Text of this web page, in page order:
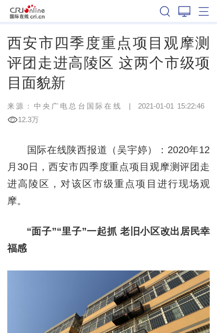
西安市四季度重点项目观摩测
评团走进高陵区 这两个市级项
目面貌新
来源： 中央广电总台国际在线 | 2021-01-01 15:22:46
12.3万
国际在线陕西报道（吴宇婷）：2020年12
月30日，西安市四季度重点项目观摩测评团走
进高陵区，对该区市级重点项目进行现场观
摩。
“面子”“里子”一起抓 老旧小区改出居民幸
福感